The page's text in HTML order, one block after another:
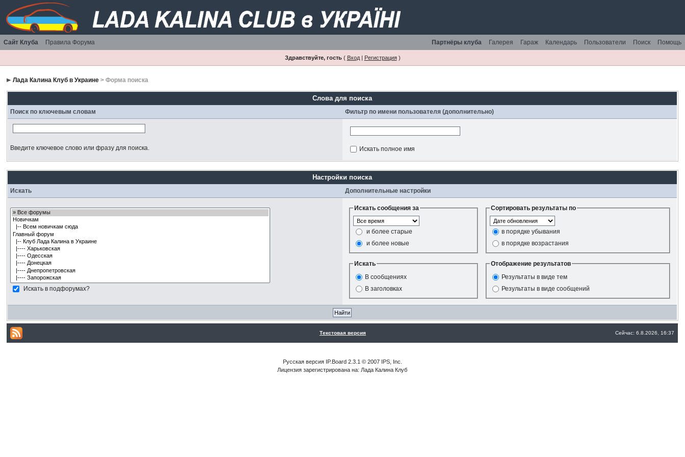
Сайт Клуба Правила Форума Помощь
Поиск
Пользователи
Календарь
Гараж
Галерея
Партнёры клуба
Здравствуйте, гость( Вход| Регистрация)
Лада Калина Клуб в Украине > Форма поиска
Слова для поиска
Поиск по ключевым словам Фильтр по имени пользователя (дополнительно)
Введите ключевое слово или фразу для поиска. Искать полное имя
Настройки поиска
Искать Дополнительные настройки
Искать в подфорумах?
Искать сообщения за
и более старые
и более новые
Сортировать результаты по
в порядке убывания
в порядке возрастания
Искать
В сообщениях
В заголовках
Отображение результатов
Результаты в виде тем
Результаты в виде сообщений
Текстовая версия Сейчас: 6.8.2026, 16:37
Русская версия IP.Board 2.3.1 © 2007 IPS, Inc.
Лицензия зарегистрирована на: Лада Калина Клуб